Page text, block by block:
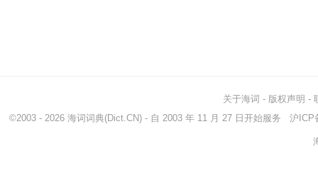
关于海词 - 版权声明 -
©2003 - 2026 海词词典(Dict.CN) - 自 2003 年 11 月 27 日开始服务 沪ICP